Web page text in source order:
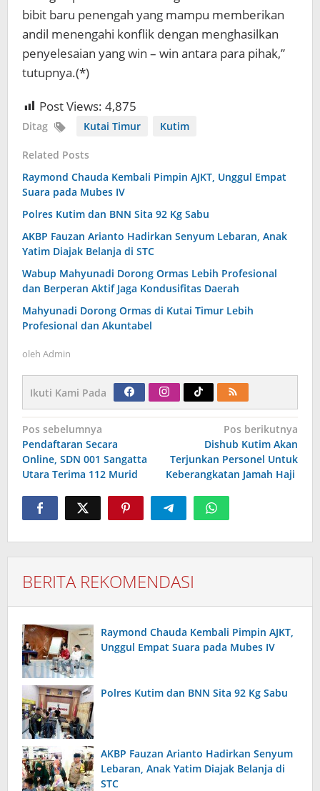
bibit baru penengah yang mampu memberikan
andil menengahi konflik dengan menghasilkan
penyelesaian yang win – win antara para pihak,”
tutupnya.(*)
Post Views: 4,875
Ditag Kutai Timur Kutim
Related Posts
Raymond Chauda Kembali Pimpin AJKT, Unggul Empat
Suara pada Mubes IV
Polres Kutim dan BNN Sita 92 Kg Sabu
AKBP Fauzan Arianto Hadirkan Senyum Lebaran, Anak
Yatim Diajak Belanja di STC
Wabup Mahyunadi Dorong Ormas Lebih Profesional
dan Berperan Aktif Jaga Kondusifitas Daerah
Mahyunadi Dorong Ormas di Kutai Timur Lebih
Profesional dan Akuntabel
oleh Admin
Ikuti Kami Pada
Navigasi
pos
Pos sebelumnya
Pendaftaran Secara
Online, SDN 001 Sangatta
Utara Terima 112 Murid
Pos berikutnya
Dishub Kutim Akan
Terjunkan Personel Untuk
Keberangkatan Jamah Haji
BERITA REKOMENDASI
Raymond Chauda Kembali Pimpin AJKT,
Unggul Empat Suara pada Mubes IV
Polres Kutim dan BNN Sita 92 Kg Sabu
AKBP Fauzan Arianto Hadirkan Senyum
Lebaran, Anak Yatim Diajak Belanja di
STC